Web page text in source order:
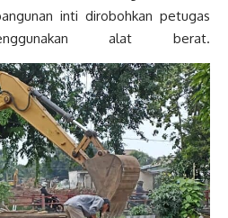
inti dirobohkan petugas
alat berat.